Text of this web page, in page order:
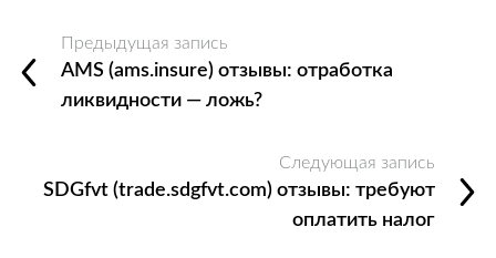
Предыдущая запись
AMS (ams.insure) отзывы: отработка
ликвидности — ложь?
Следующая запись
SDGfvt (trade.sdgfvt.com) отзывы: требуют
оплатить налог